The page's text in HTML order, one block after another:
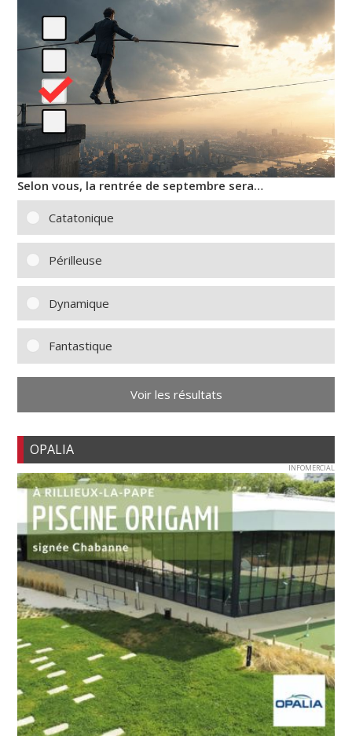
Selon vous, la rentrée de septembre sera…
Catatonique
Périlleuse
Dynamique
Fantastique
Voir les résultats
OPALIA
INFOMERCIAL